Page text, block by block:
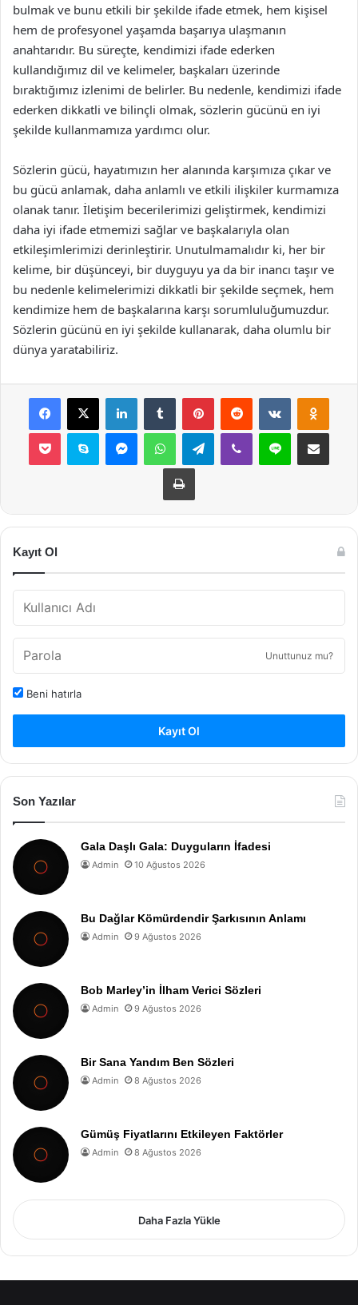
bulmak ve bunu etkili bir şekilde ifade etmek, hem kişisel
hem de profesyonel yaşamda başarıya ulaşmanın
anahtarıdır. Bu süreçte, kendimizi ifade ederken
kullandığımız dil ve kelimeler, başkaları üzerinde
bıraktığımız izlenimi de belirler. Bu nedenle, kendimizi ifade
ederken dikkatli ve bilinçli olmak, sözlerin gücünü en iyi
şekilde kullanmamıza yardımcı olur.
Sözlerin gücü, hayatımızın her alanında karşımıza çıkar ve
bu gücü anlamak, daha anlamlı ve etkili ilişkiler kurmamıza
olanak tanır. İletişim becerilerimizi geliştirmek, kendimizi
daha iyi ifade etmemizi sağlar ve başkalarıyla olan
etkileşimlerimizi derinleştirir. Unutulmamalıdır ki, her bir
kelime, bir düşünceyi, bir duyguyu ya da bir inancı taşır ve
bu nedenle kelimelerimizi dikkatli bir şekilde seçmek, hem
kendimize hem de başkalarına karşı sorumluluğumuzdur.
Sözlerin gücünü en iyi şekilde kullanarak, daha olumlu bir
dünya yaratabiliriz.
Facebook
X LinkedInTumblr PinterestReddit VKontakte
Pocket Skype MessengerWhatsAppTelegramViber Line E-Posta ile
Yazdır
Kayıt Ol
Unuttunuz mu?
Beni hatırla
Kayıt Ol
Son Yazılar
Gala Daşlı Gala: Duyguların İfadesi
Admin 10 Ağustos 2026
Bu Dağlar Kömürdendir Şarkısının Anlamı
Admin 9 Ağustos 2026
Bob Marley’in İlham Verici Sözleri
Admin 9 Ağustos 2026
Bir Sana Yandım Ben Sözleri
Admin 8 Ağustos 2026
Gümüş Fiyatlarını Etkileyen Faktörler
Admin 8 Ağustos 2026
Daha Fazla Yükle